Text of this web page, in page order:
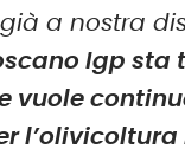
a nostra
Igp sta
vuole